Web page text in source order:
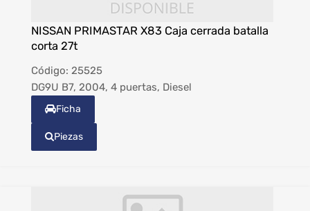
NISSAN PRIMASTAR X83 Caja cerrada batalla
corta 27t
Código: 25525
DG9U B7, 2004, 4 puertas, Diesel
Ficha
Piezas